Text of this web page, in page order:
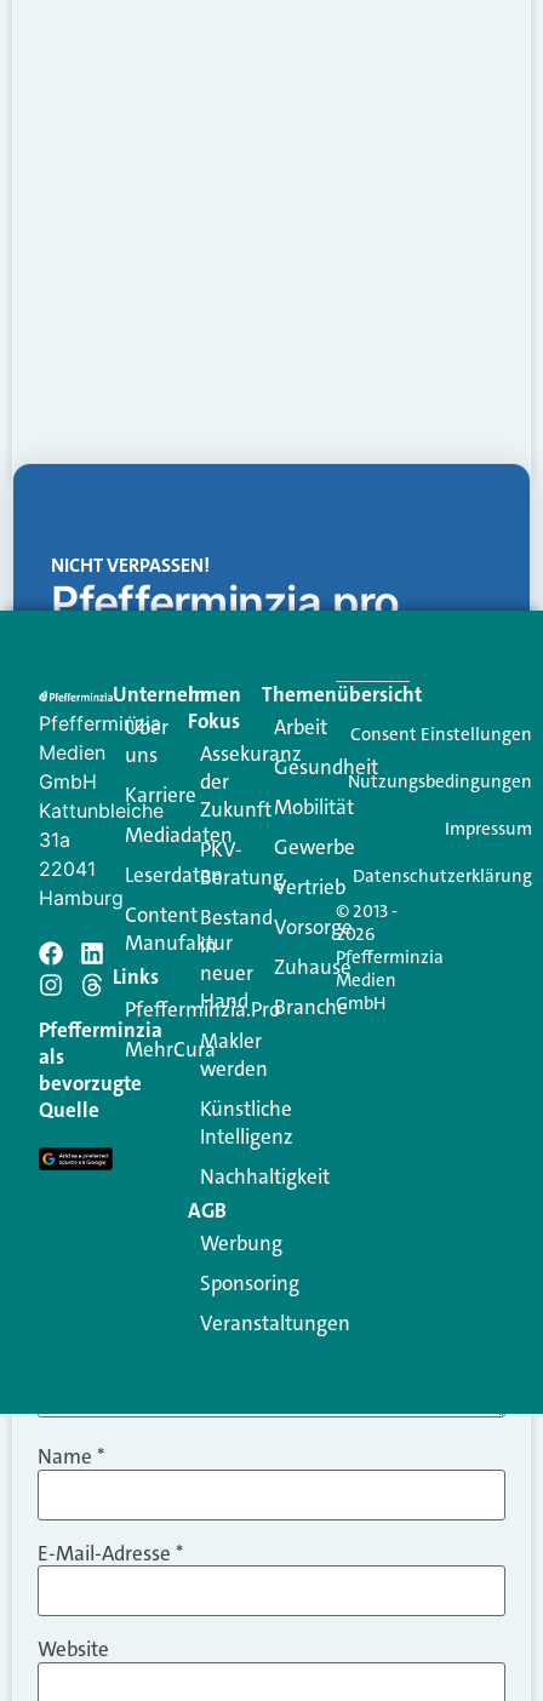
NICHT VERPASSEN!
Pfefferminzia.pro
Creator für Ihre Kundenkommunikation. Alles, was
Ihren Vertriebsalltag leichter macht. Mit nur einem
Login.
Jetzt anmelden
Schreiben Sie einen
Kommentar
Ihre E-Mail-Adresse wird nicht veröffentlicht.
Erforderliche Felder sind mit
Kommentar
Name *
E-Mail-Adresse *
Website
Pfefferminzia
Medien
GmbH
Kattunbleiche
31a
22041
Hamburg
Pfefferminzia
als
bevorzugte
Quelle
Unternehmen
Über
uns
Karriere
Mediadaten
Leserdaten
Content
Manufaktur
Links
Pfefferminzia.Pro
MehrCura
Im
Fokus
Assekuranz
der
Zukunft
PKV-
Beratung
Bestand
in
neuer
Hand
Makler
werden
Künstliche
Intelligenz
Nachhaltigkeit
AGB
Werbung
Sponsoring
Veranstaltungen
Themenübersicht
Arbeit
Gesundheit
Mobilität
Gewerbe
Vertrieb
Vorsorge
Zuhause
Branche
© 2013 -
2026
Pfefferminzia
Medien
GmbH
Consent Einstellungen
Nutzungsbedingungen
Impressum
Datenschutzerklärung